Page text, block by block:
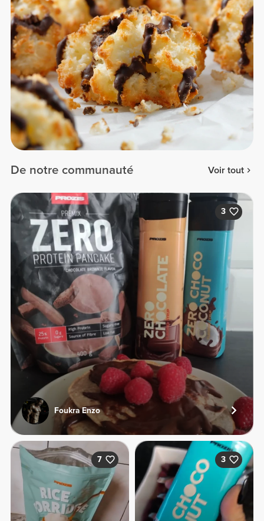
De notre communauté Voir tout
3
Foukra Enzo
7 3